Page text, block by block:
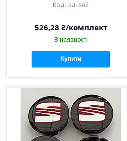
кд-se2
526,28 ₴/комплект
В наявності
Купити